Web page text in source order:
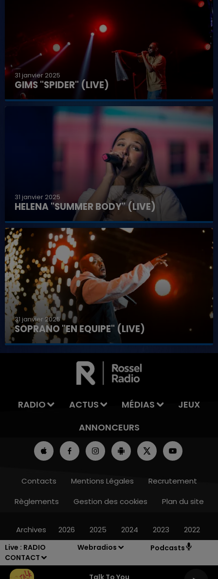
Live : RADIO
CONTACT
Webradios Podcasts
Talk To You
LA TEAM DE L'ÉTÉ
31 janvier 2025
GIMS "SPIDER" (LIVE)
31 janvier 2025
HELENA "SUMMER BODY" (LIVE)
31 janvier 2025
SOPRANO "EN EQUIPE" (LIVE)
RADIO ACTUS MÉDIAS
JEUX
ANNONCEURS
Contacts Mentions Légales
Recrutement
Règlements
Gestion des cookies Plan du site
Archives 2026 2025 2024 2023 2022